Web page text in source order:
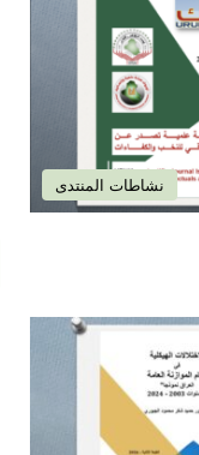
نشاطات المنتدى